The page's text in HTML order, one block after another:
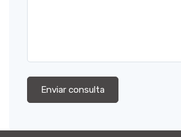
Enviar consulta